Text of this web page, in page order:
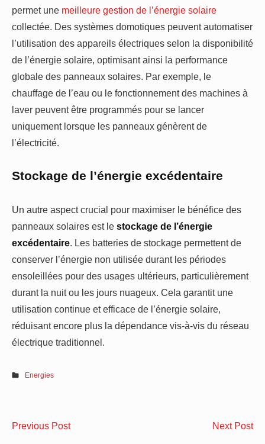
permet une meilleure gestion de l’énergie solaire
collectée. Des systèmes domotiques peuvent automatiser
l’utilisation des appareils électriques selon la disponibilité
de l’énergie solaire, optimisant ainsi la performance
globale des panneaux solaires. Par exemple, le
chauffage de l’eau ou le fonctionnement des machines à
laver peuvent être programmés pour se lancer
uniquement lorsque les panneaux génèrent de
l’électricité.
Stockage de l’énergie excédentaire
Un autre aspect crucial pour maximiser le bénéfice des
panneaux solaires est le stockage de l’énergie
excédentaire. Les batteries de stockage permettent de
conserver l’énergie non utilisée durant les périodes
ensoleillées pour des usages ultérieurs, particulièrement
durant la nuit ou les jours nuageux. Cela garantit une
utilisation continue et efficace de l’énergie solaire,
réduisant encore plus la dépendance vis-à-vis du réseau
électrique traditionnel.
Energies
Navigation
Previous PostTrouver
Next Post